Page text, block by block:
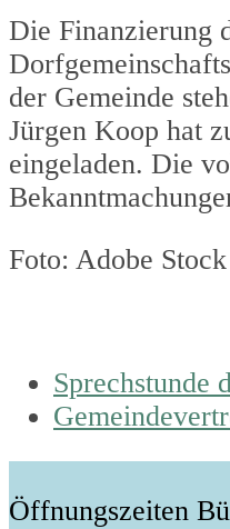
Die Finanzierung
der Gemeinde
Jürgen Koop hat
eingeladen. Die
Foto: Adobe
previous
post:
Sprechstunde
next
Öffnungszeiten